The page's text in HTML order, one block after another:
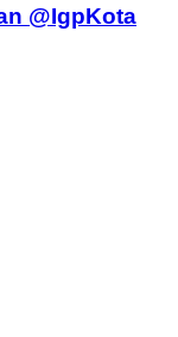
@IgpKota